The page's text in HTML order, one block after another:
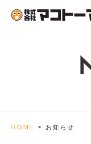
HOME お知らせ